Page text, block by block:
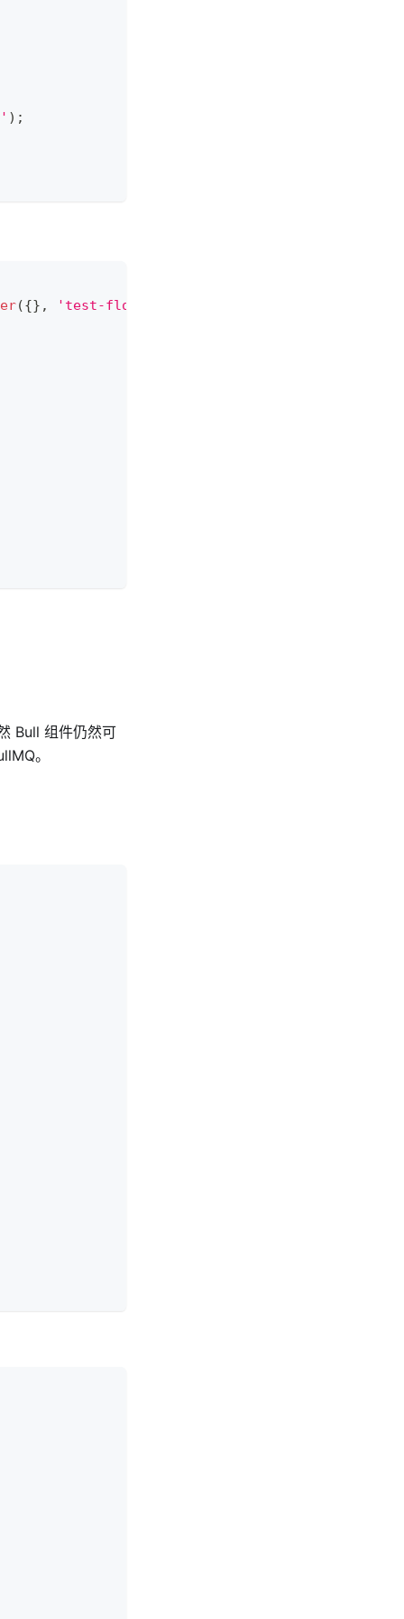
) ;
({} , 'test-flow'
Bull 组件仍然可
。